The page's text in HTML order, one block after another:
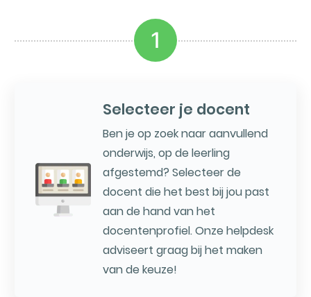
1
Selecteer je docent
Ben je op zoek naar aanvullend
onderwijs, op de leerling
afgestemd? Selecteer de
docent die het best bij jou past
aan de hand van het
docentenprofiel. Onze helpdesk
adviseert graag bij het maken
van de keuze!